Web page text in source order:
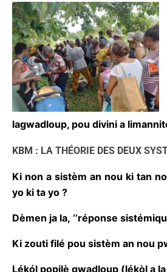
Séchimen pou divini a
limannit
. S é zyé ki lach !
KBM : LA THÉORIE DES DEUX
Ki non a sist m an nou ki tan
a yo ki ta yo ?
Dèmen ja la,‘’réponse sisté